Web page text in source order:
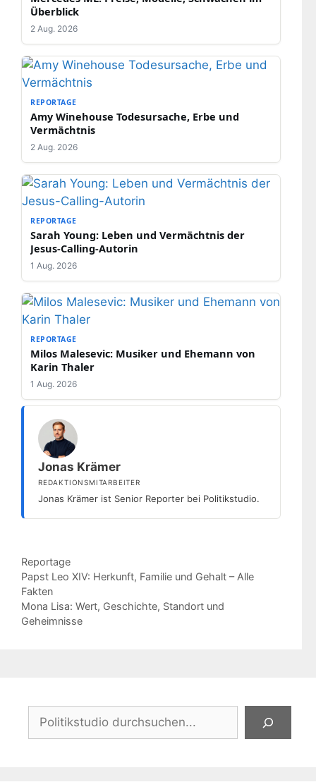
Überblick
2 Aug. 2026
REPORTAGE
Amy Winehouse Todesursache, Erbe und
Vermächtnis
2 Aug. 2026
REPORTAGE
Sarah Young: Leben und Vermächtnis der
Jesus-Calling-Autorin
1 Aug. 2026
REPORTAGE
Milos Malesevic: Musiker und Ehemann von
Karin Thaler
1 Aug. 2026
Jonas Krämer
REDAKTIONSMITARBEITER
Jonas Krämer ist Senior Reporter bei Politikstudio.
Kategorien
Reportage
Papst Leo XIV: Herkunft, Familie und Gehalt – Alle
Fakten
Mona Lisa: Wert, Geschichte, Standort und
Geheimnisse
Suchen